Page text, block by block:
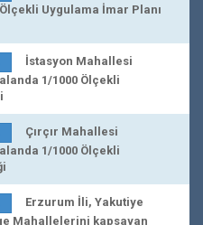
Uygulama İmar Planı
İstasyon Mahallesi
1/1000 Ölçekli
Çırçır Mahallesi
1/1000 Ölçekli
Erzurum İli, Yakutiye
Mahallelerini kapsayan